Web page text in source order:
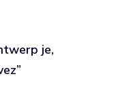
je,